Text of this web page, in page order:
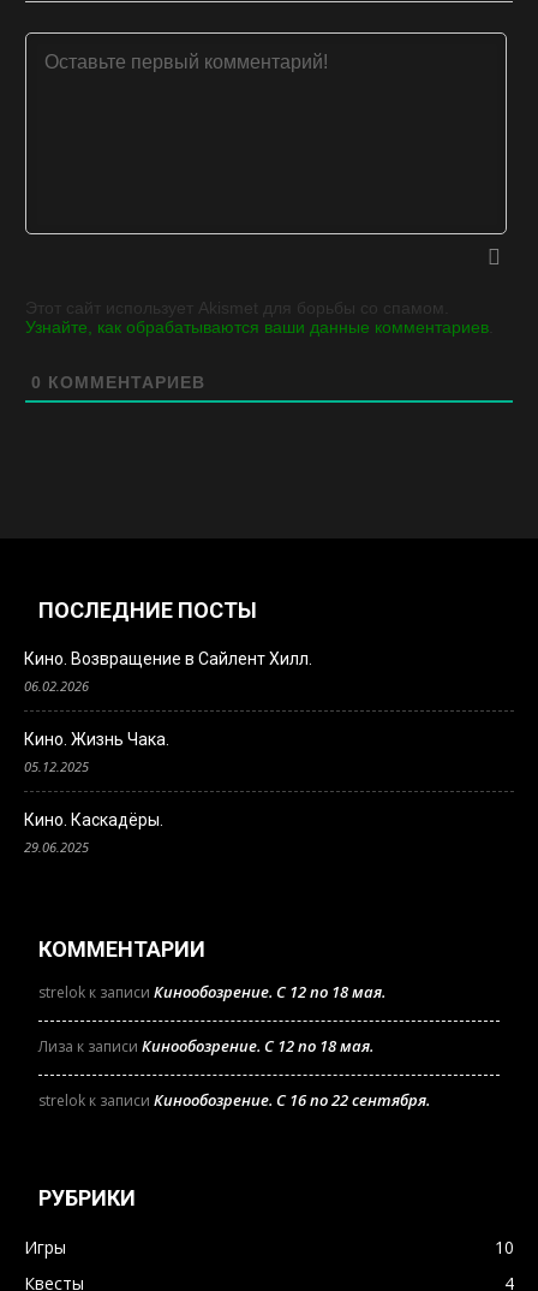
Этот сайт использует Akismet для борьбы со спамом.
Узнайте, как обрабатываются ваши данные комментариев
0 КОММЕНТАРИЕВ
ПОСЛЕДНИЕ ПОСТЫ
Кино. Возвращение в Сайлент Хилл.
06.02.2026
Кино. Жизнь Чака.
05.12.2025
Кино. Каскадёры.
29.06.2025
КОММЕНТАРИИ
strelok к записи Кинообозрение. С 12 по 18 мая.
Лиза к записи Кинообозрение. С 12 по 18 мая.
strelok к записи Кинообозрение. С 16 по 22 сентября.
РУБРИКИ
Игры
10
Квесты
4